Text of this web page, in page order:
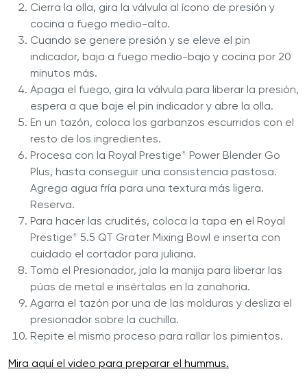
Cierra la olla, gira la válvula al ícono de presión y
cocina a fuego medio-alto.
Cuando se genere presión y se eleve el pin
indicador, baja a fuego medio-bajo y cocina por 20
minutos más.
Apaga el fuego, gira la válvula para liberar la presión,
espera a que baje el pin indicador y abre la olla.
En un tazón, coloca los garbanzos escurridos con el
resto de los ingredientes.
Procesa con la Royal Prestige® Power Blender Go
Plus, hasta conseguir una consistencia pastosa.
Agrega agua fría para una textura más ligera.
Reserva.
Para hacer las crudités, coloca la tapa en el Royal
Prestige® 5.5 QT Grater Mixing Bowl e inserta con
cuidado el cortador para juliana.
Toma el Presionador, jala la manija para liberar las
púas de metal e insértalas en la zanahoria.
Agarra el tazón por una de las molduras y desliza el
presionador sobre la cuchilla.
Repite el mismo proceso para rallar los pimientos.
Mira aquí el video para preparar el hummus.